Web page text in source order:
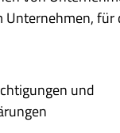
Unternehmen, für
und